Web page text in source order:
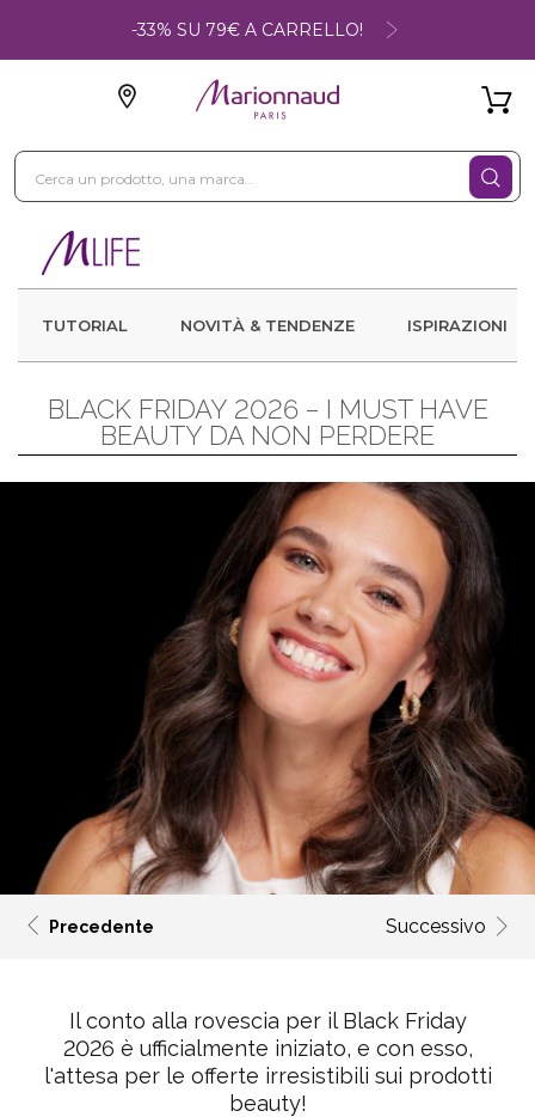
-33% SU 79€ A CARRELLO!
TUTORIAL NOVITÀ & TENDENZE ISPIRAZIONI
BLACK FRIDAY 2026 – I MUST HAVE
BEAUTY DA NON PERDERE
Precedente Successivo
Il conto alla rovescia per il Black Friday
2026 è ufficialmente iniziato, e con esso,
l'attesa per le offerte irresistibili sui prodotti
beauty!